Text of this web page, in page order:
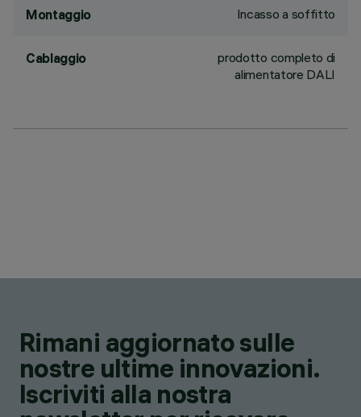
Montaggio Incasso a soffitto
Cablaggio
prodotto completo di
alimentatore DALI
Rimani aggiornato sulle
nostre ultime innovazioni.
Iscriviti alla nostra